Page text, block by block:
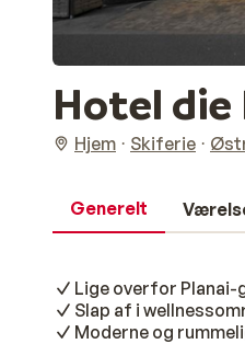
Hotel die
Hjem Skiferie
Generelt
Lige overfor Planai-
Slap af i
Moderne og